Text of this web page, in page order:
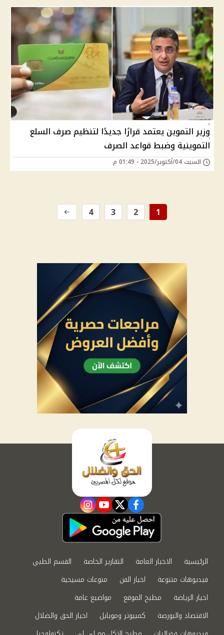
وزير التموين يعتمد قرارًا جديدًا لتنظيم صرف السلع
التموينية وضبط قواعد الصرف
السبت 04/أكتوبر/2025 - 01:49 م
1
2
3
4
facebook
twitter
youtube
instagram
الرئيسية الاخبار العامة التقارير الخاصة
القسم الطبي
فيديوهات متنوعة
اخبار الفن
منوعات مسيحية
اخبار الرياضة
مطبخ الموقع
مواضيع عامة
الاقتصاد والبورصة
كمبيوتر وموبايل
اخبار الحق والضلال